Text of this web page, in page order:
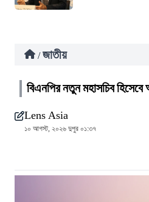
/ জাতীয়
বিএনপির নতুন মহাসচিব
Lens Asia
১০ আগস্ট, ২০২৬ দুপুর ০১:৩৭